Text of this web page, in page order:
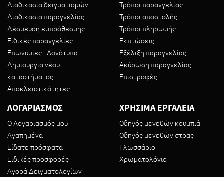
Διαδικασία δειγματισμών
Διαδικασία παραγγελίας
Δέσμευση εμπρόθεσμης
Ειδικές παραγγελίες
Επωνυμίες - Λογότυπα
Δημιουργία νέου
καταστήματος
Αποκλειστικότητες
Τρόποι παραγγελίας
Τρόποι αποστολής
Τρόποι πληρωμής
Εκπτώσεις
Εξέλιξη παραγγελίας
Ακύρωση παραγγελίας
Επιστροφές
ΛΟΓΑΡΙΑΣΜΟΣ
Ο Λογαριασμός μου
Αγαπημένα
Είδατε πρόσφατα
Ειδικές προσφορές
Αγορά Δειγματολογίων
ΧΡΗΣΙΜΑ ΕΡΓΑΛΕΙΑ
Οδηγός μεγεθών κουμπιά
Οδηγός μεγεθών στρας
Γλωσσάριο
Χρωματολόγιο